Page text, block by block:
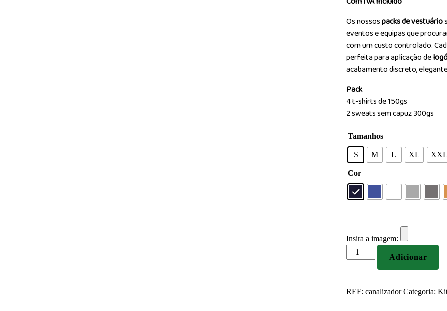
Os nossospacks de vestuário
eventos e equipas que
com um custo controlado.
perfeita para aplicação de
acabamento discreto,
Pack
4 t-shirts de 150gs
2 sweats sem capuz 300gs
Tamanhos
S M L XL
Cor
Insira a imagem:
Quantidade
de
Adicionar
REF:canalizador Categoria: